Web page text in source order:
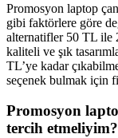
Promosyon laptop
gibi faktörlere göre
alternatifler 50 TL ile
kaliteli ve şık
TL’ye kadar
seçenek bulmak için
Promosyon
tercih etmeliyim?